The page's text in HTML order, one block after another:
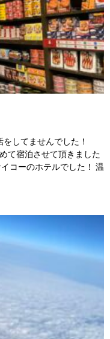
してませんでした！
て宿泊させて頂きました
コーのホテルでした！ 温